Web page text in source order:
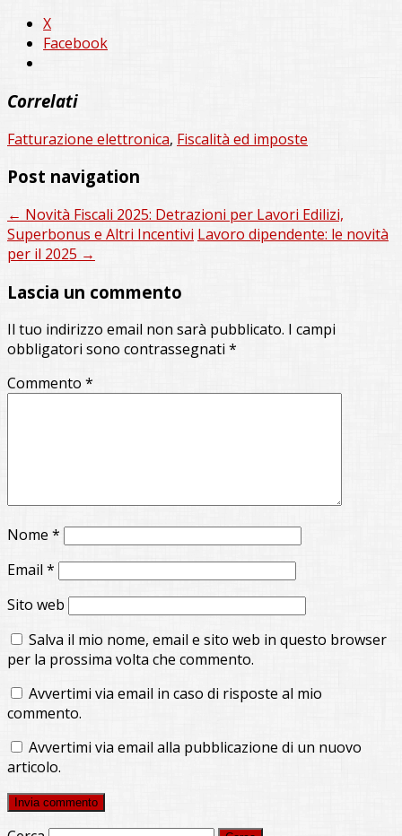
X
Facebook
Correlati
Fatturazione elettronica, Fiscalità ed imposte
Post navigation
← Novità Fiscali 2025: Detrazioni per Lavori Edilizi,
Superbonus e Altri Incentivi Lavoro dipendente: le novità
per il 2025 →
Lascia un commento
Il tuo indirizzo email non sarà pubblicato. I campi
obbligatori sono contrassegnati *
Commento *
Nome *
Email *
Sito web
Salva il mio nome, email e sito web in questo browser
per la prossima volta che commento.
Avvertimi via email in caso di risposte al mio
commento.
Avvertimi via email alla pubblicazione di un nuovo
articolo.